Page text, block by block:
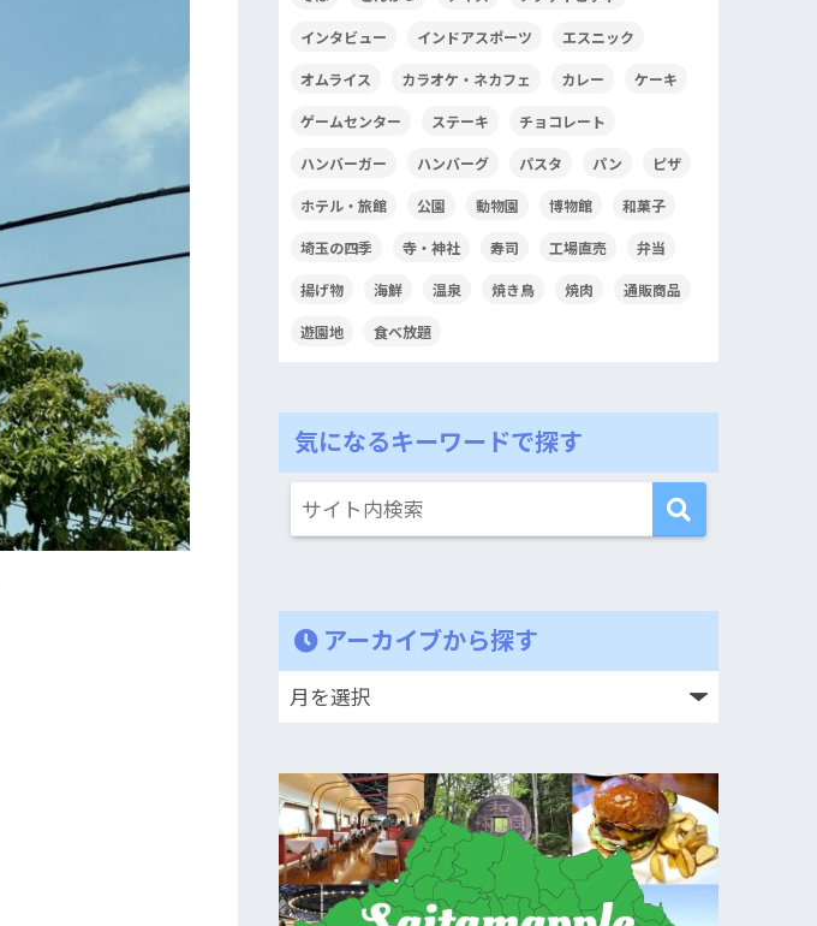
インタビュー インドアスポーツ エスニック
オムライス カラオケ・ネカフェ カレー ケーキ
ゲームセンター ステーキ チョコレート
ハンバーガー ハンバーグ パスタ パン ピザ
ホテル・旅館 公園 動物園 博物館 和菓子
埼玉の四季 寺・神社 寿司 工場直売 弁当
揚げ物 海鮮 温泉 焼き鳥 焼肉 通販商品
遊園地 食べ放題
気になるキーワードで探す
アーカイブから探す